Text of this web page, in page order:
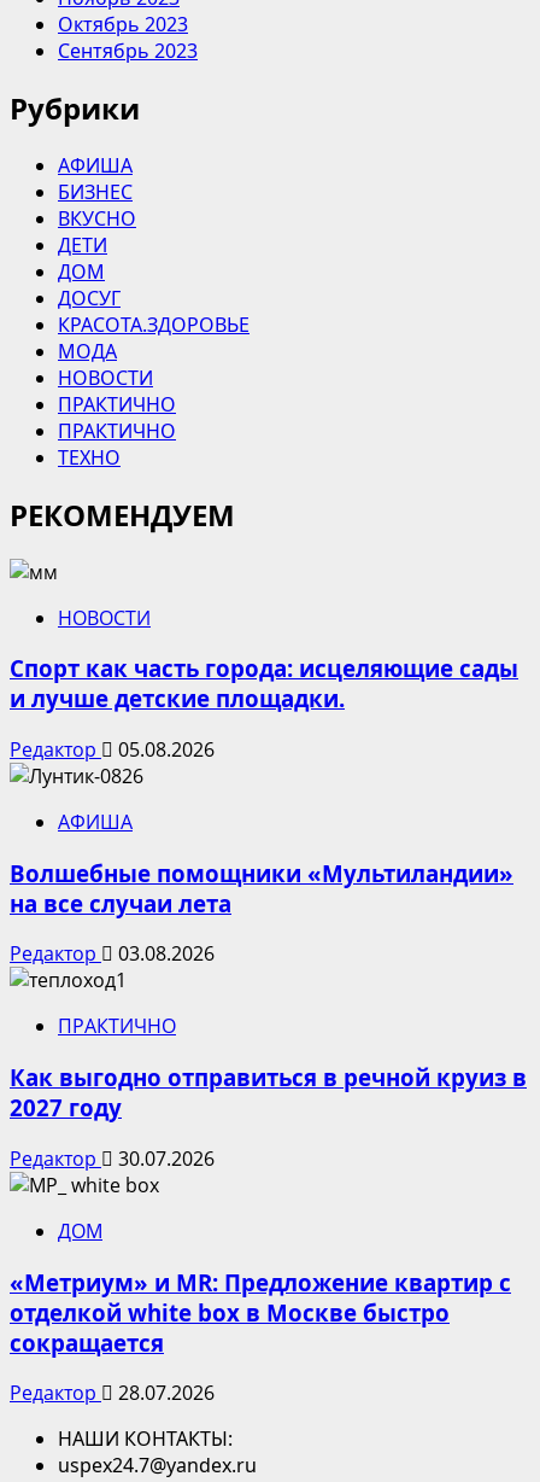
Октябрь 2023
Сентябрь 2023
Рубрики
АФИША
БИЗНЕС
ВКУСНО
ДЕТИ
ДОМ
ДОСУГ
КРАСОТА.ЗДОРОВЬЕ
МОДА
НОВОСТИ
ПРАКТИЧНО
ПРАКТИЧНО
ТЕХНО
РЕКОМЕНДУЕМ
НОВОСТИ
Спорт как часть города: исцеляющие сады
и лучше детские площадки.
Редактор 05.08.2026
АФИША
Волшебные помощники «Мультиландии»
на все случаи лета
Редактор 03.08.2026
ПРАКТИЧНО
Как выгодно отправиться в речной круиз в
2027 году
Редактор 30.07.2026
ДОМ
«Метриум» и MR: Предложение квартир с
отделкой white box в Москве быстро
сокращается
Редактор
28.07.2026
НАШИ КОНТАКТЫ:
uspex24.7@yandex.ru